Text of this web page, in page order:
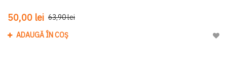
50,00 lei 63,90 lei
ADAUGĂ ÎN COȘ